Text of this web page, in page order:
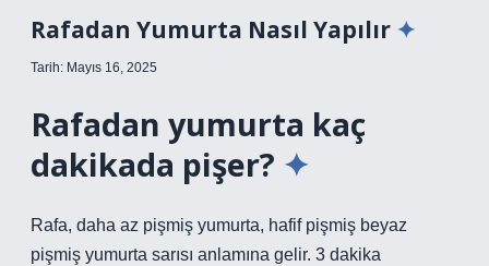
Rafadan Yumurta Nasıl Yapılır
Tarih: Mayıs 16, 2025
Rafadan yumurta kaç
dakikada pişer?
Rafa, daha az pişmiş yumurta, hafif pişmiş beyaz
pişmiş yumurta sarısı anlamına gelir. 3 dakika